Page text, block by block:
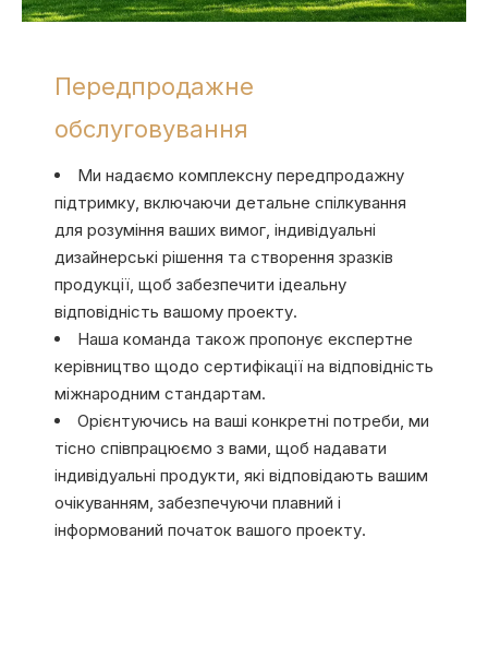
Передпродажне
обслуговування
Ми надаємо комплексну передпродажну
підтримку, включаючи детальне спілкування
для розуміння ваших вимог, індивідуальні
дизайнерські рішення та створення зразків
продукції, щоб забезпечити ідеальну
відповідність вашому проекту.
Наша команда також пропонує експертне
керівництво щодо сертифікації на відповідність
міжнародним стандартам.
Орієнтуючись на ваші конкретні потреби, ми
тісно співпрацюємо з вами, щоб надавати
індивідуальні продукти, які відповідають вашим
очікуванням, забезпечуючи плавний і
інформований початок вашого проекту.